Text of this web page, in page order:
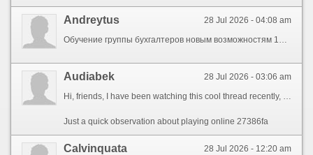
28 Jul 2026 - 04:08 am
Andreytus
28 Jul 2026 - 03:06 am
Audiabek
Just a quick observation about playing online 27386fa
28 Jul 2026 - 12:20 am
Calvinquata